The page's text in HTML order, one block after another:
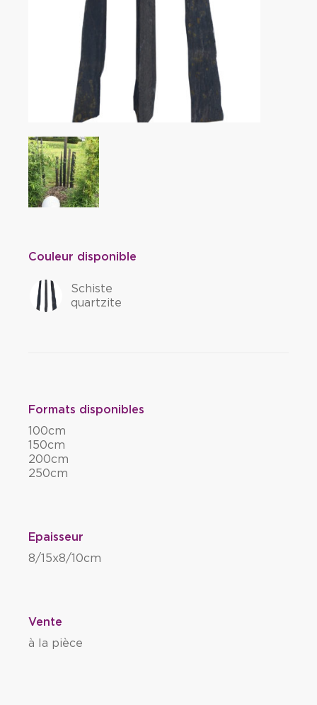
Couleur disponible
Schiste
quartzite
Formats disponibles
100cm
150cm
200cm
250cm
Epaisseur
8/15x8/10cm
Vente
à la pièce